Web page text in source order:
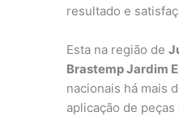
resultado e
Esta na região de
Brastemp Jardim
nacionais há mais
aplicação de